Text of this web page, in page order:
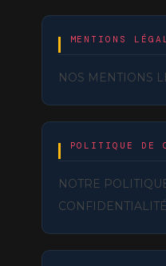
MENTIONS
NOS MENTIONS
POLITIQUE DE
NOTRE
CONFIDENTIALITÉ